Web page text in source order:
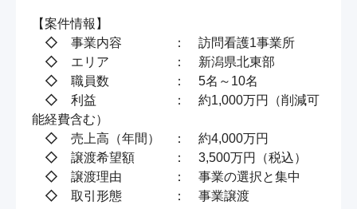
【案件情報】
◇　事業内容　　　　：　訪問看護1事業所
◇　エリア　　　　　：　新潟県北東部
◇　職員数　　　　　：　5名～10名
◇　利益　　　　　　：　約1,000万円（削減可
能経費含む）
◇　売上高（年間）    ：　約4,000万円
◇　譲渡希望額　　　：　3,500万円（税込）
◇　譲渡理由　　　　：　事業の選択と集中
◇　取引形態　　　　：　事業譲渡